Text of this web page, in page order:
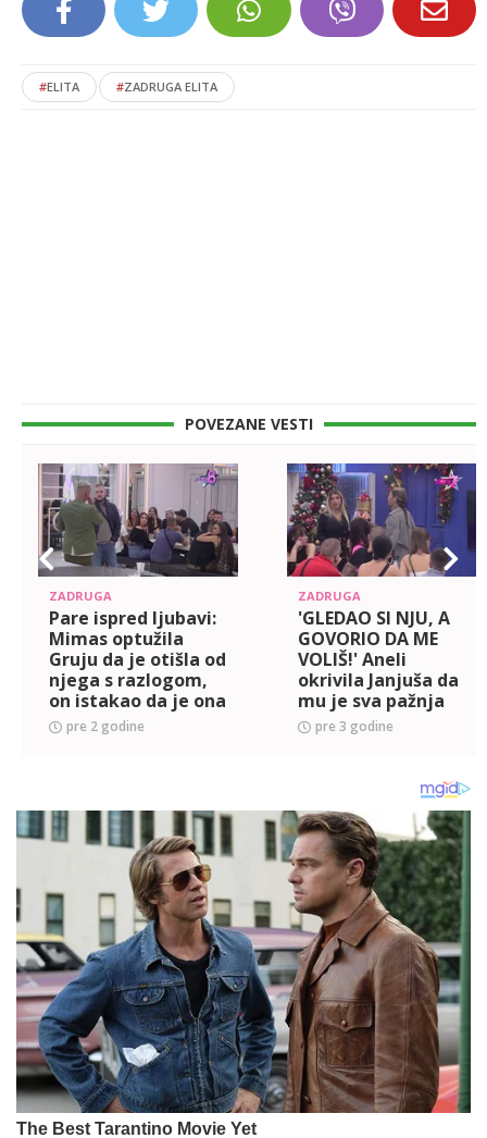
#ELITA #ZADRUGA ELITA
POVEZANE VESTI
ZADRUGA
Pare ispred ljubavi:
Mimas optužila
Gruju da je otišla od
njega s razlogom,
on istakao da je ona
kriva za njihov
prekid! (VIDEO)
pre 2 godine
ZADRUGA
'GLEDAO SI NJU, A
GOVORIO DA ME
VOLIŠ!' Aneli
okrivila Janjuša da
mu je sva pažnja
usmerena ka Maji,
on zasevao poput
pre 3 godine